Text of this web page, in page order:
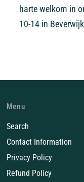
harte welkom in
10-14 in
Menu
Search
Contact Information
Privacy Policy
Refund Policy